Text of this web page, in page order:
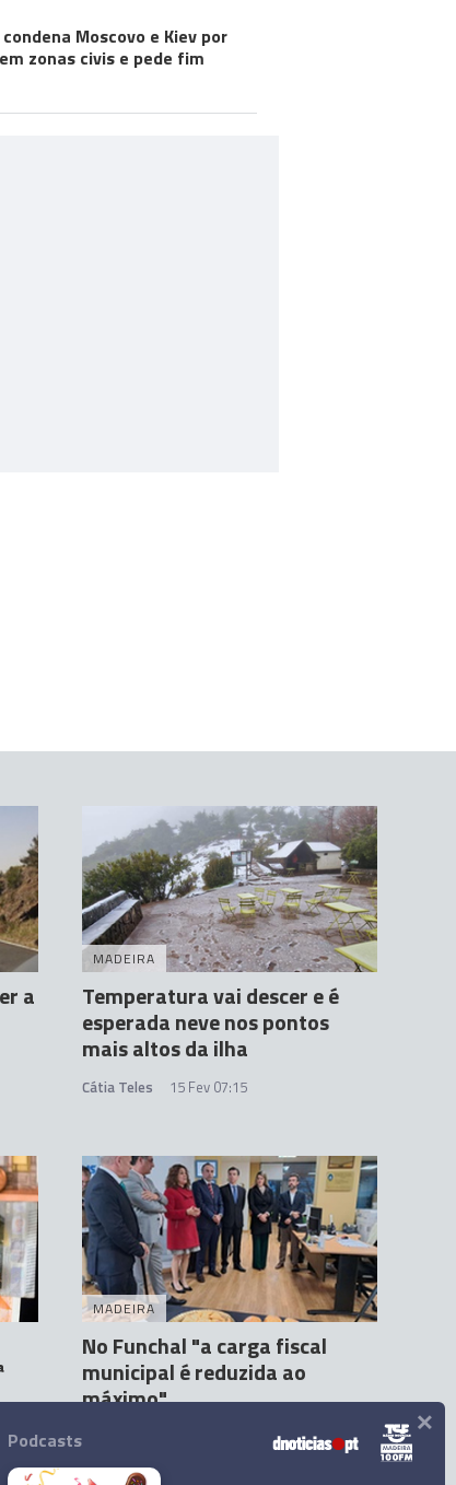
Moscovo e Kiev por
zonas civis e pede fim
a
MADEIRA
Temperatura vai descer e é
esperada neve nos pontos
mais altos da ilha
Cátia Teles 15 Fev 07:15
MADEIRA
No Funchal "a carga fiscal
municipal é reduzida ao
máximo"
10 Fev 11:56
Podcasts ×